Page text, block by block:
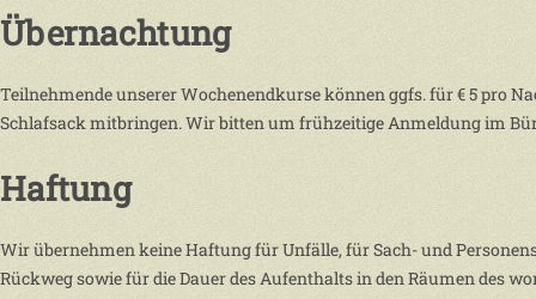
Übernachtung
Teilnehmende unserer Wochenendkurse können ggfs. für € 5 pro
Schlafsack mitbringen. Wir bitten um frühzeitige Anmeldung im
Haftung
Wir übernehmen keine Haftung für Unfälle, für Sach- und
Rückweg sowie für die Dauer des Aufenthalts in den Räumen des